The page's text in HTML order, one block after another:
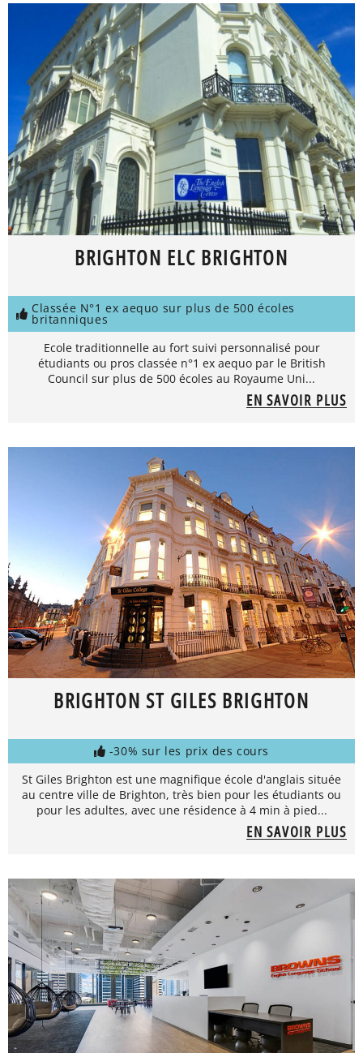
BRIGHTON ELC BRIGHTON
Classée N°1 ex aequo sur plus de 500 écoles
britanniques
Ecole traditionnelle au fort suivi personnalisé pour
étudiants ou pros classée n°1 ex aequo par le British
Council sur plus de 500 écoles au Royaume Uni...
EN SAVOIR PLUS
BRIGHTON ST GILES BRIGHTON
-30% sur les prix des cours
St Giles Brighton est une magnifique école d'anglais située
au centre ville de Brighton, très bien pour les étudiants ou
pour les adultes, avec une résidence à 4 min à pied...
EN SAVOIR PLUS